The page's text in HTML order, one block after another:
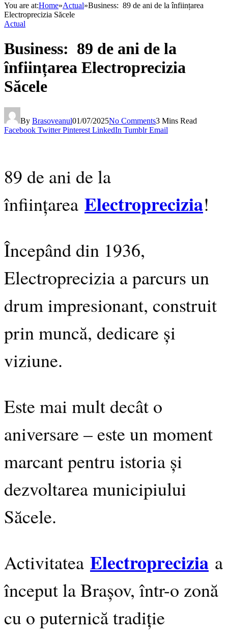
You are at:Home»Actual»Business: 89 de ani de la înființarea
Electroprecizia Săcele
Actual
Business: 89 de ani de la
înființarea Electroprecizia
Săcele
By Brasoveanul01/07/2025No Comments3 Mins Read
Facebook Twitter Pinterest LinkedIn Tumblr Email
89 de ani de la
înființarea Electroprecizia!
Începând din 1936,
Electroprecizia a parcurs un
drum impresionant, construit
prin muncă, dedicare și
viziune.
Este mai mult decât o
aniversare – este un moment
marcant pentru istoria și
dezvoltarea municipiului
Săcele.
Activitatea Electroprecizia a
început la Brașov, într-o zonă
cu o puternică tradiție